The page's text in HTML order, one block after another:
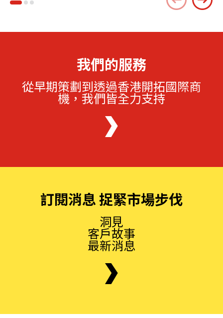
我們的服務
從早期策劃到透過香港開拓國際商
機，我們皆全力支持
訂閱消息 捉緊市場步伐
洞見
客戶故事
最新消息